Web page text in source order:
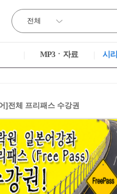
MP3ㆍ자료 시
]전체 프리패스 수강권